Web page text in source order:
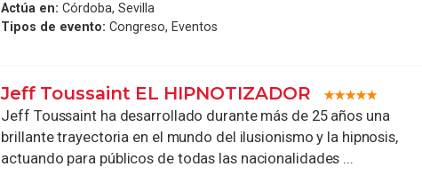
Actúa en: Córdoba, Sevilla
Tipos de evento: Congreso, Eventos
Jeff Toussaint EL HIPNOTIZADOR
Jeff Toussaint ha desarrollado durante más de 25 años una
brillante trayectoria en el mundo del ilusionismo y la hipnosis,
actuando para públicos de todas las nacionalidades ...